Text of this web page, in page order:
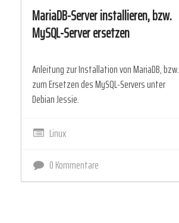
MariaDB-Server installieren, bzw.
MySQL-Server ersetzen
Anleitung zur Installation von MariaDB, bzw.
zum Ersetzen des MySQL-Servers unter
Debian Jessie.
Linux
0 Kommentare